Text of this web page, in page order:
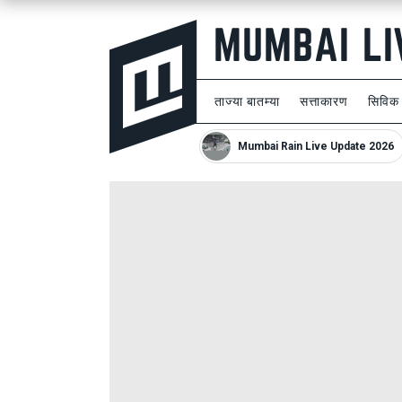
ताज्या बातम्या सत्ताकारण सिविक
Mumbai Rain Live Update 2026